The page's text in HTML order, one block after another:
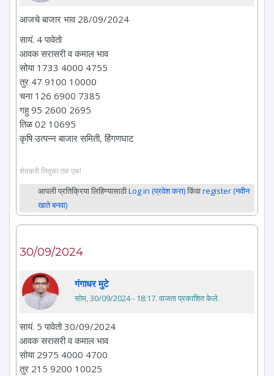
आजचे बाजार भाव 28/09/2024
सायं. 4 पावेतो
आवक सरासरी व कमाल भाव
सोया 1733 4000 4755
तुर 47 9100 10000
चना 126 6900 7385
गहु 95 2600 2695
तिळ 02 10695
कृषि उत्पन्न बाजार समिती, हिंगणघाट
शेतकरी तितुका एक एक!
आपली प्रतिक्रिया लिहिण्यासाठीLog in (प्रवेश करा)किंवाregister (नवीन
खाते बनवा)
30/09/2024
गंगाधर मुटे
सोम, 30/09/2024 - 18:17. वाजता प्रकाशित केले.
सायं. 5 पावेतो 30/09/2024
आवक सरासरी व कमाल भाव
सोया 2975 4000 4700
तुर 215 9200 10025